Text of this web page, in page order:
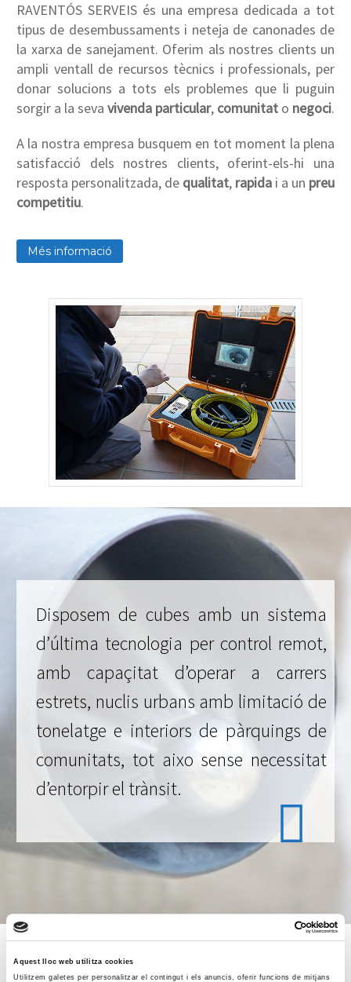
Aquest lloc web utilitza cookies
Utilitzem galetes per personalitzar el contingut i els anuncis, oferir funcions de mitjans
RAVENTÓS SERVEIS és una empresa dedicada a tot
tipus de desembussaments i neteja de canonades de
la xarxa de sanejament. Oferim als nostres clients un
ampli ventall de recursos tècnics i professionals, per
donar solucions a tots els problemes que li puguin
sorgir a la seva vivenda particular, comunitat o negoci.
A la nostra empresa busquem en tot moment la plena
satisfacció dels nostres clients, oferint-els-hi una
resposta personalitzada, de qualitat, rapida i a un preu
competitiu.
Més informació
Disposem de cubes amb un sistema
d’última tecnologia per control remot,
amb capaçitat d’operar a carrers
estrets, nuclis urbans amb limitació de
tonelatge e interiors de pàrquings de
comunitats, tot aixo sense necessitat
d’entorpir el trànsit.
